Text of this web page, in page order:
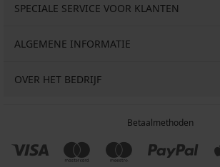
SPECIALE SERVICE VOOR KLANTEN
ALGEMENE INFORMATIE
OVER HET BEDRIJF
Betaalmethoden